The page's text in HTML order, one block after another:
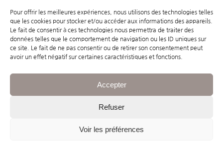
Pour offrir les meilleures expériences, nous utilisons des technologies telles
que les cookies pour stocker et/ou accéder aux informations des appareils.
Le fait de consentir à ces technologies nous permettra de traiter des
données telles que le comportement de navigation ou les ID uniques sur
ce site. Le fait de ne pas consentir ou de retirer son consentement peut
avoir un effet négatif sur certaines caractéristiques et fonctions.
Accepter
Refuser
Voir les préférences
Jeff Concept
Mentions légales
Politique de confidentialité
Certaines options peuvent êtres incluses ou